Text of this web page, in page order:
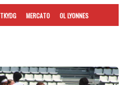
TKYDG MERCATO OL LYONNES